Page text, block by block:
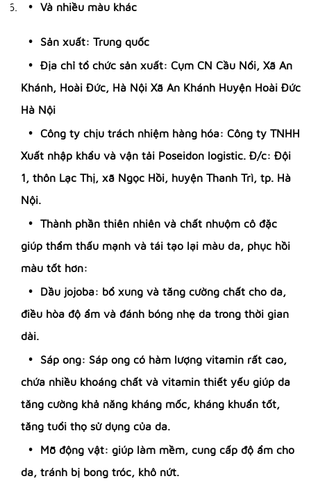
Và nhiều màu khác
Sản xuất: Trung quốc
Địa chỉ tổ chức sản xuất: Cụm CN Cầu Nổi, Xã An
Khánh, Hoài Đức, Hà Nội Xã An Khánh Huyện Hoài Đức
Hà Nội
Công ty chịu trách nhiệm hàng hóa: Công ty TNHH
Xuất nhập khẩu và vận tải Poseidon logistic. Đ/c: Đội
1, thôn Lạc Thị, xã Ngọc Hồi, huyện Thanh Trì, tp. Hà
Nội.
Thành phần thiên nhiên và chất nhuộm cô đặc
giúp thẩm thấu mạnh và tái tạo lại màu da, phục hồi
màu tốt hơn:
Dầu jojoba: bổ xung và tăng cường chất cho da,
điều hòa độ ẩm và đánh bóng nhẹ da trong thời gian
dài.
Sáp ong: Sáp ong có hàm lượng vitamin rất cao,
chứa nhiều khoáng chất và vitamin thiết yếu giúp da
tăng cường khả năng kháng mốc, kháng khuẩn tốt,
tăng tuổi thọ sử dụng của da.
Mỡ động vật: giúp làm mềm, cung cấp độ ẩm cho
da, tránh bị bong tróc, khô nứt.